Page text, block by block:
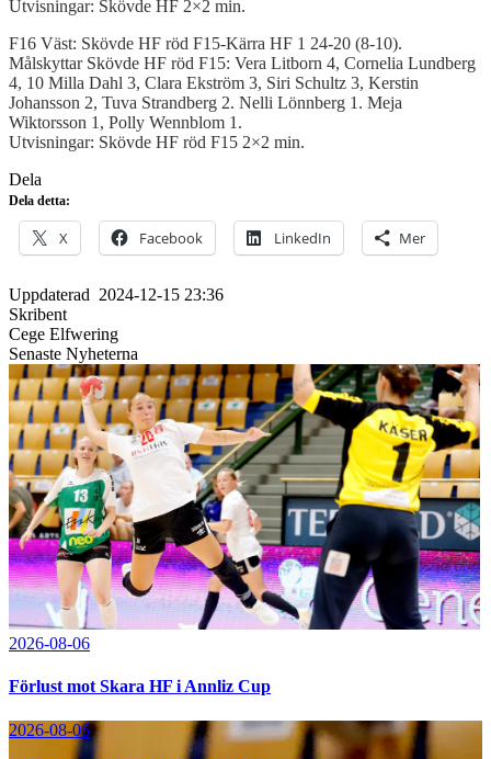
Utvisningar: Skövde HF 2×2 min.
F16 Väst: Skövde HF röd F15-Kärra HF 1 24-20 (8-10).
Målskyttar Skövde HF röd F15: Vera Litborn 4, Cornelia Lundberg
4, 10 Milla Dahl 3, Clara Ekström 3, Siri Schultz 3, Kerstin
Johansson 2, Tuva Strandberg 2. Nelli Lönnberg 1. Meja
Wiktorsson 1, Polly Wennblom 1.
Utvisningar: Skövde HF röd F15 2×2 min.
Dela
Dela detta:
X Facebook LinkedIn Mer
Uppdaterad 2024-12-15 23:36
Skribent
Cege Elfwering
Senaste Nyheterna
2026-08-06
Förlust mot Skara HF i Annliz Cup
2026-08-06